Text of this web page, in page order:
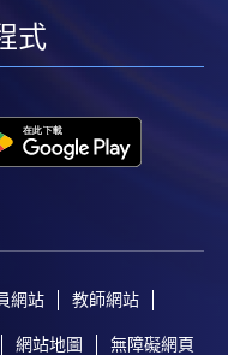
式
網站 教師網站
網站地圖 無障礙網頁